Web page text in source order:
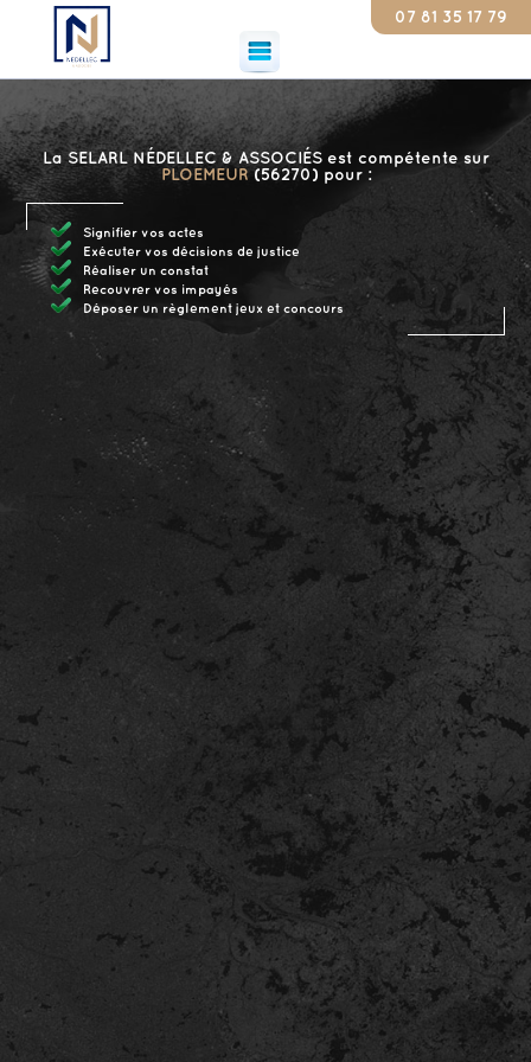
07 81 35 17 79
La SELARL NÉDELLEC & ASSOCIÉS est compétente sur
PLOEMEUR(56270) pour :
Signifier vos actes
Exécuter vos décisions de justice
Réaliser un constat
Recouvrer vos impayés
Déposer un règlement jeux et concours